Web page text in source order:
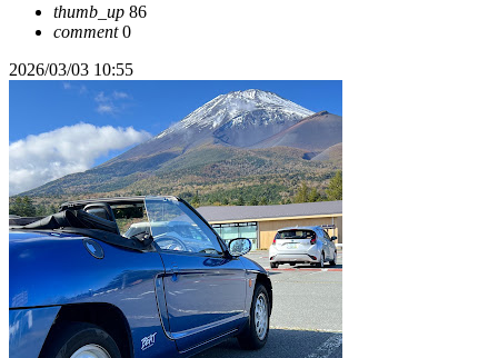
thumb_up 86
comment0
2026/03/03 10:55